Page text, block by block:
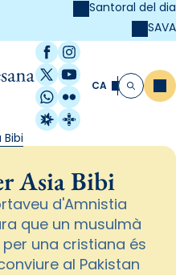
Santoral del dia
SAVA
Facebook
Instagram
X / Twitter
YouTube
WhatsApp
Flickr
Radio Estel
Catalunya
CA Cerca
Asia Bibi
d'Amnistia
que un musulmà
una cristiana és
al Pakistan